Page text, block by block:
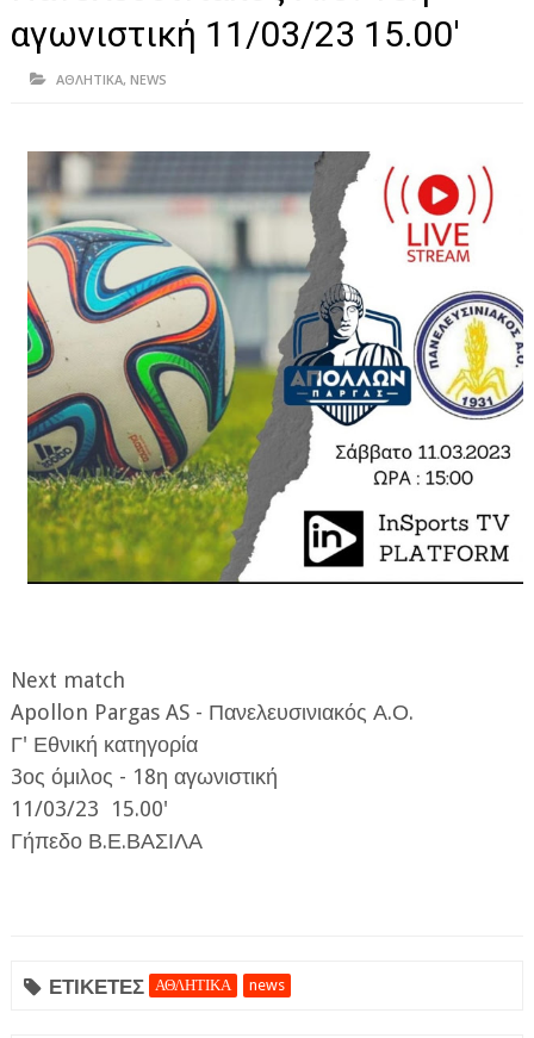
ΙΩΑΝΝΙΝΑ
ΘΕΣΠΡΩΤΙΑ
ΙΟΝΙΑ ΝΗΣΙΑ
ΚΑΙ ΕΛΛΑΔΑ
ΥΓΕΙΑ-ΟΜΟΡΦΙΑ
ΠΟΛΙΤΙΣΜΟΣ
ΠΕΡΙΒΑΛΛΟΝ
ΤΕΧΝΟΛΟΓΙΑ
ΔΙΕΘΝΗ
ΕΦΗΜΕΡΙΔΑ Η ΠΑΡΓΑ
ΠΛΗΡΟΦΟΡΙΕΣ
αγωνιστική 11/03/23 15.00'
ΑΘΛΗΤΙΚΑ, NEWS
Next match
Apollon Pargas AS - Πανελευσινιακός Α.Ο.
Γ' Εθνική κατηγορία
3ος όμιλος - 18η αγωνιστική
11/03/23 15.00'
Γήπεδο Β.Ε.ΒΑΣΙΛΑ
ΕΤΙΚΕΤΕΣ ΑΘΛΗΤΙΚΑ news